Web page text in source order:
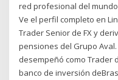
red profesional del
Ve el perfil completo en
Trader Senior de FX y
pensiones del Grupo
desempeñó como Trader
banco de inversión